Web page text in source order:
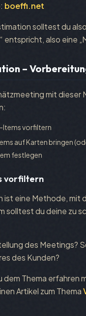
boeffi.net
solltest du
entspricht, also eine
–
mit
Items vorfiltern
auf Karten bringen
festlegen
vorfiltern
ist eine Methode, mit
solltest du deine zu
des Meetings?
des Kunden?
dem Thema
Artikel zum Thema